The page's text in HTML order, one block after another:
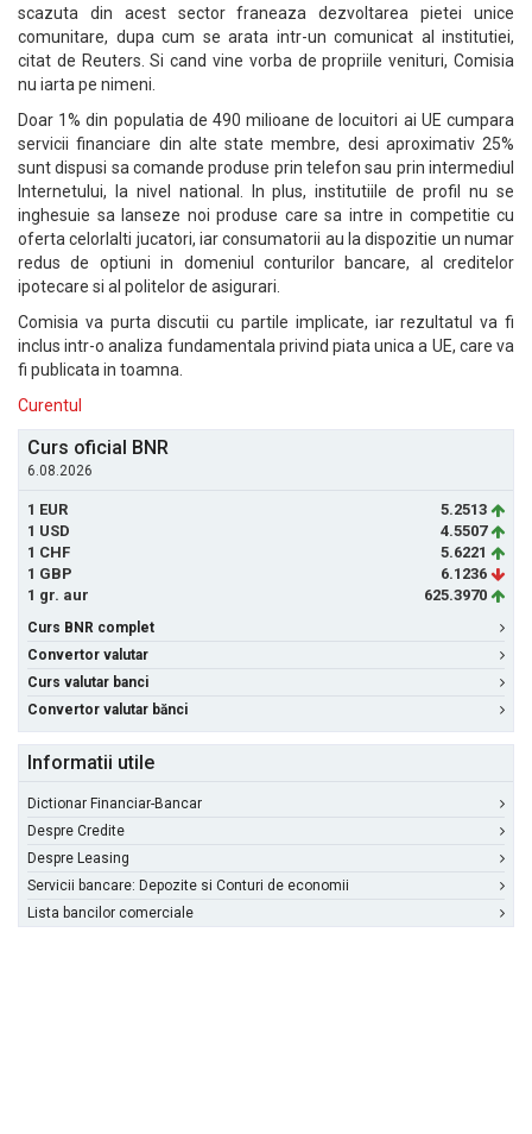
scazuta din acest sector franeaza dezvoltarea pietei unice
comunitare, dupa cum se arata intr-un comunicat al institutiei,
citat de Reuters. Si cand vine vorba de propriile venituri, Comisia
nu iarta pe nimeni.
Doar 1% din populatia de 490 milioane de locuitori ai UE cumpara
servicii financiare din alte state membre, desi aproximativ 25%
sunt dispusi sa comande produse prin telefon sau prin intermediul
Internetului, la nivel national. In plus, institutiile de profil nu se
inghesuie sa lanseze noi produse care sa intre in competitie cu
oferta celorlalti jucatori, iar consumatorii au la dispozitie un numar
redus de optiuni in domeniul conturilor bancare, al creditelor
ipotecare si al politelor de asigurari.
Comisia va purta discutii cu partile implicate, iar rezultatul va fi
inclus intr-o analiza fundamentala privind piata unica a UE, care va
fi publicata in toamna.
Curentul
Curs oficial BNR
6.08.2026
1 EUR
5.2513
1 USD
4.5507
1 CHF
5.6221
1 GBP
6.1236
1 gr. aur
625.3970
Curs BNR complet
Convertor valutar
Curs valutar banci
Convertor valutar bănci
Informatii utile
Dictionar Financiar-Bancar
Despre Credite
Despre Leasing
Servicii bancare: Depozite si Conturi de economii
Lista bancilor comerciale